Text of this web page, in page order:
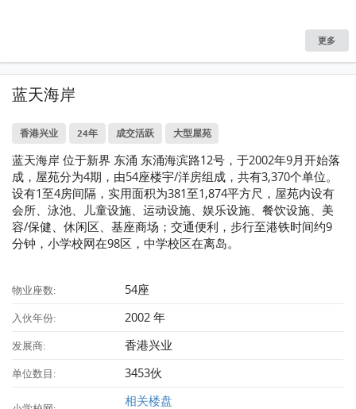
更多
蓝天海岸
香港兴业 24年 成交活跃 大型屋苑
蓝天海岸 位于新界 东涌 东涌海滨路12号，于2002年9月开始落
成，屋苑分为4期，由54座楼宇/洋房组成，共有3,370个单位。
设有1至4房间隔，实用面积为381至1,874平方尺，屋苑内设有
会所、泳池、儿童设施、运动设施、娱乐设施、餐饮设施、美
容/保健、休闲区、基座商场；交通便利，步行至港铁时间约9
分钟，小学校网在98区，中学校区在离岛。
物业座数: 54座
入伙年份: 2002 年
发展商: 香港兴业
单位数目: 3453伙
相关楼盘